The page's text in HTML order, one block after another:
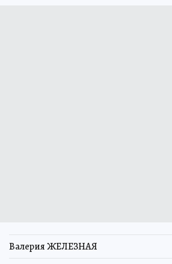
Валерия ЖЕЛЕЗНАЯ